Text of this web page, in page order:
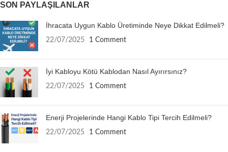
SON PAYLAŞILANLAR
İhracata Uygun Kablo Üretiminde Neye Dikkat Edilmeli?
22/07/2025 1 Comment
İyi Kabloyu Kötü Kablodan Nasıl Ayırırsınız?
22/07/2025 1 Comment
Enerji Projelerinde Hangi Kablo Tipi Tercih Edilmeli?
22/07/2025 1 Comment